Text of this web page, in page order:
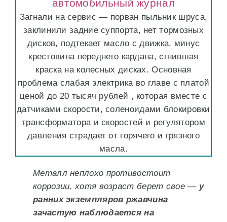
автомобильный журнал
Загнали на сервис — порван пыльник шруса,
заклинили задние суппорта, нет тормозных
дисков, подтекает масло с движка, минус
крестовина переднего кардана, сгнившая
краска на колесных дисках. Основная
проблема слабая электрика во главе с платой
ценой до 20 тысяч рублей , которая вместе с
датчиками скорости, соленоидами блокировки
трансформатора и скоростей и регулятором
давления страдает от горячего и грязного
масла.
Металл неплохо противостоит
коррозии, хотя возраст берет свое — у
ранних экземпляров ржавчина
зачастую наблюдается на